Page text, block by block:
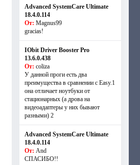
Advanced SystemCare Ultimate
18.4.0.114
От: Magnus99
gracias!
IObit Driver Booster Pro
13.6.0.438
От: coliza
У данной проги есть два
преимущества в сравнении с Easy.1
она отличает ноутбуки от
стационарных (а дрова на
видеоадаптеры у них бывают
разными) 2
Advanced SystemCare Ultimate
18.4.0.114
От: And
СПАСИБО!!